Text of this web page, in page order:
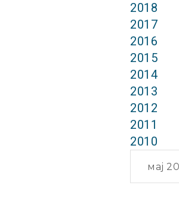
2018
2017
2016
2015
2014
2013
2012
2011
2010